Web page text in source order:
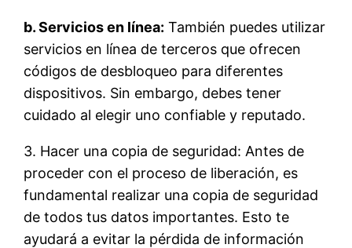
b. Servicios en línea: También puedes utilizar
servicios en línea de terceros que ofrecen
códigos de desbloqueo para diferentes
dispositivos. Sin embargo, debes tener
cuidado al elegir uno confiable y reputado.
3. Hacer una copia de seguridad: Antes de
proceder con el proceso de liberación, es
fundamental realizar una copia de seguridad
de todos tus datos importantes. Esto te
ayudará a evitar la pérdida de información